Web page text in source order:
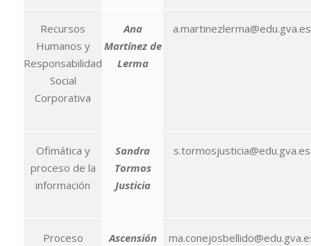
Recursos
Humanos y
Responsabilidad
Social
Corporativa
Ana
Martínez de
Lerma
a.martinezlerma@edu.gva.es
Ofimática y
proceso de la
información
Sandra
Tormos
Justicia
s.tormosjusticia@edu.gva.es
Proceso
Ascensión